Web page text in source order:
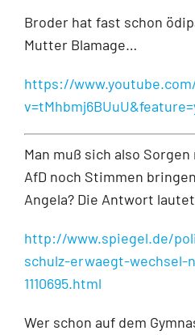
Broder hat fast schon
Mutter Blamage…
https://
Man muß sich also
AfD noch Stimmen
Angela? Die Antwort
http://www.spiegel.de/
schulz-erwaegt-wechsel-
1110695.html
Wer schon auf dem